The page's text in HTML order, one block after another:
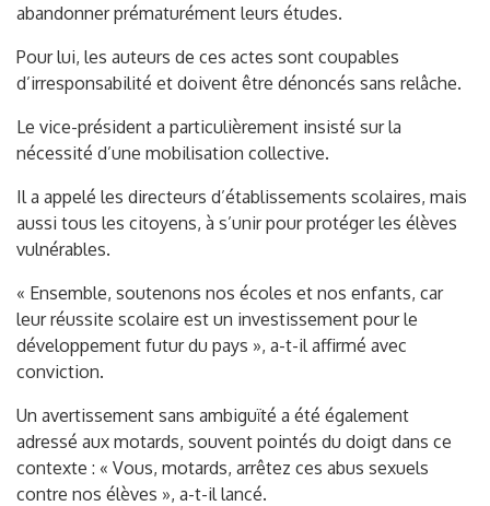
abandonner prématurément leurs études.
Pour lui, les auteurs de ces actes sont coupables
d’irresponsabilité et doivent être dénoncés sans relâche.
Le vice-président a particulièrement insisté sur la
nécessité d’une mobilisation collective.
Il a appelé les directeurs d’établissements scolaires, mais
aussi tous les citoyens, à s’unir pour protéger les élèves
vulnérables.
« Ensemble, soutenons nos écoles et nos enfants, car
leur réussite scolaire est un investissement pour le
développement futur du pays », a-t-il affirmé avec
conviction.
Un avertissement sans ambiguïté a été également
adressé aux motards, souvent pointés du doigt dans ce
contexte : « Vous, motards, arrêtez ces abus sexuels
contre nos élèves », a-t-il lancé.